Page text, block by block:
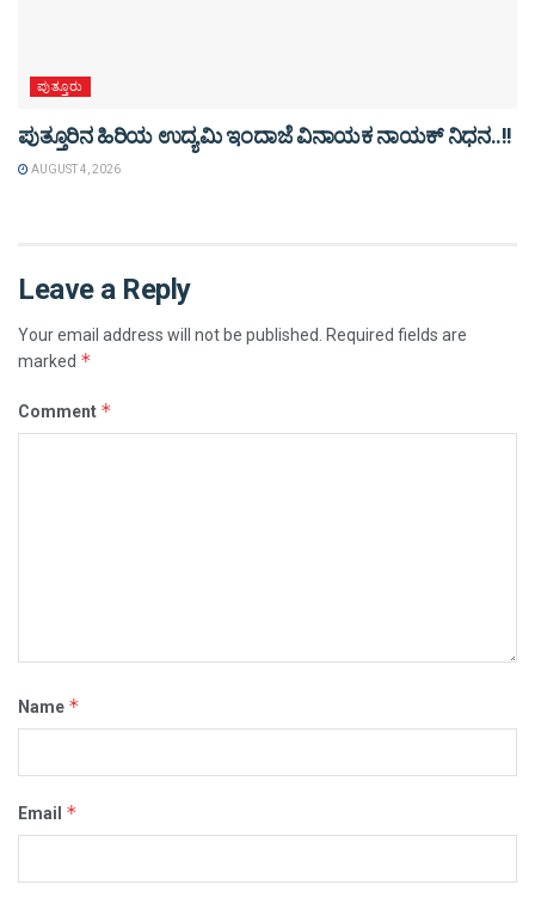
ಪುತ್ತೂರು
ಪುತ್ತೂರಿನ ಹಿರಿಯ ಉದ್ಯಮಿ ಇಂದಾಜೆ ವಿನಾಯಕ ನಾಯಕ್ ನಿಧನ..!!
AUGUST 4, 2026
Leave a Reply
Your email address will not be published.
Required fields are
marked *
Comment *
Name *
Email *